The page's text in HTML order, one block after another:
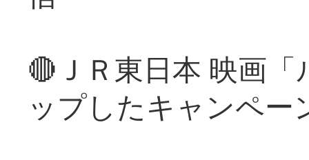
🔴ＪＲ東日本 映画
ップしたキャンペー